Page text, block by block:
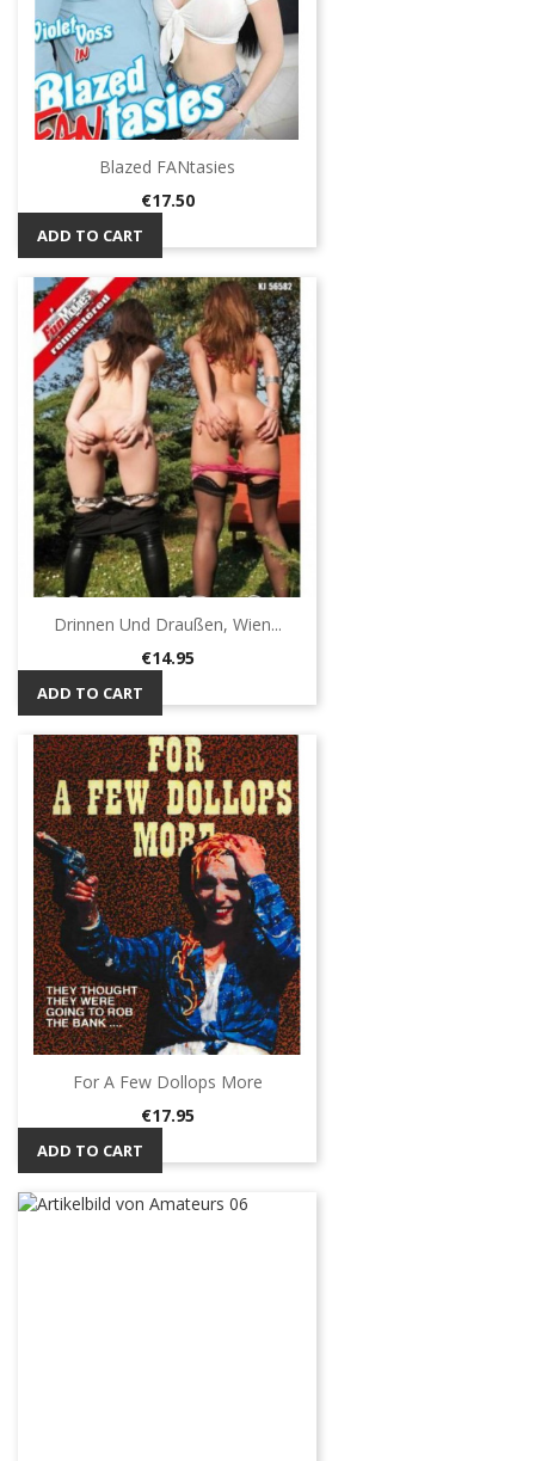
Blazed FANtasies
Price
€17.50
ADD TO CART
Drinnen Und Draußen, Wien...
Price
€14.95
ADD TO CART
For A Few Dollops More
Price
€17.95
ADD TO CART